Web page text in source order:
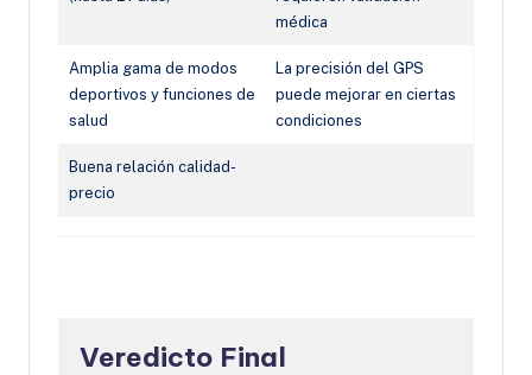
médica
Amplia gama de modos
deportivos y funciones de
salud
La precisión del GPS
puede mejorar en ciertas
condiciones
Buena relación calidad-
precio
Veredicto Final